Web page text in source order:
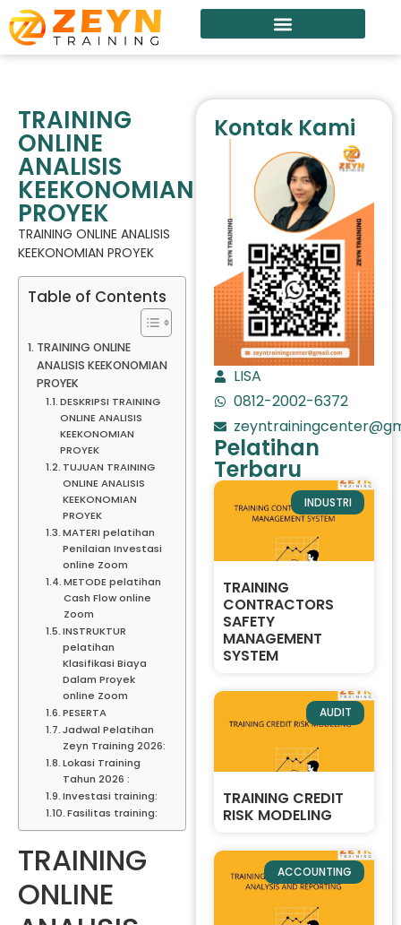
TRAINING
ONLINE
ANALISIS
KEEKONOMIAN
PROYEK
TRAINING ONLINE ANALISIS
KEEKONOMIAN PROYEK
Table of Contents
TRAINING ONLINE
ANALISIS KEEKONOMIAN
PROYEK
DESKRIPSI TRAINING
ONLINE ANALISIS
KEEKONOMIAN
PROYEK
TUJUAN TRAINING
ONLINE ANALISIS
KEEKONOMIAN
PROYEK
MATERI pelatihan
Penilaian Investasi
online Zoom
METODE pelatihan
Cash Flow online
Zoom
INSTRUKTUR
pelatihan
Klasifikasi Biaya
Dalam Proyek
online Zoom
PESERTA
Jadwal Pelatihan
Zeyn Training 2026:
Lokasi Training
Tahun 2026 :
Investasi training:
Fasilitas training:
TRAINING
ONLINE
Kontak Kami
LISA
0812-2002-6372
Pelatihan
Terbaru
INDUSTRI
TRAINING
CONTRACTORS
SAFETY
MANAGEMENT
SYSTEM
AUDIT
TRAINING CREDIT
RISK MODELING
ACCOUNTING